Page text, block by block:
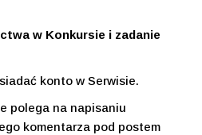
w Konkursie i zadanie
konto w Serwisie.
polega na napisaniu
komentarza pod postem